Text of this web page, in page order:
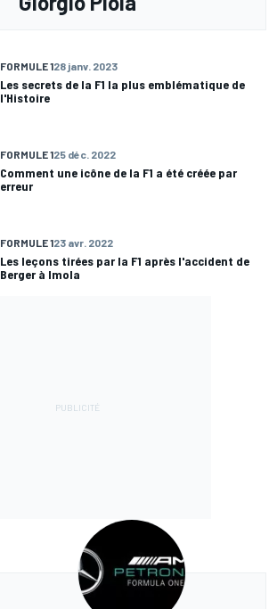
FORMULE 128 janv. 2023
Les secrets de la F1 la plus emblématique de
l'Histoire
FORMULE 125 déc. 2022
Comment une icône de la F1 a été créée par
erreur
FORMULE 123 avr. 2022
Les leçons tirées par la F1 après l'accident de
Berger à Imola